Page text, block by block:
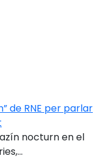
de RNE per parlar
nocturn en el